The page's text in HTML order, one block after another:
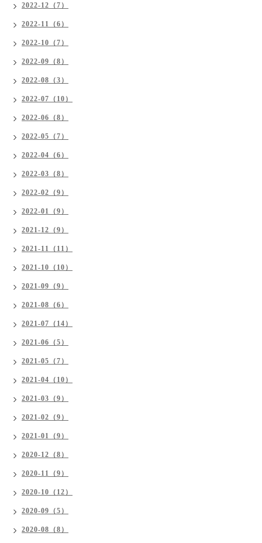
2022-12（7）
2022-11（6）
2022-10（7）
2022-09（8）
2022-08（3）
2022-07（10）
2022-06（8）
2022-05（7）
2022-04（6）
2022-03（8）
2022-02（9）
2022-01（9）
2021-12（9）
2021-11（11）
2021-10（10）
2021-09（9）
2021-08（6）
2021-07（14）
2021-06（5）
2021-05（7）
2021-04（10）
2021-03（9）
2021-02（9）
2021-01（9）
2020-12（8）
2020-11（9）
2020-10（12）
2020-09（5）
2020-08（8）